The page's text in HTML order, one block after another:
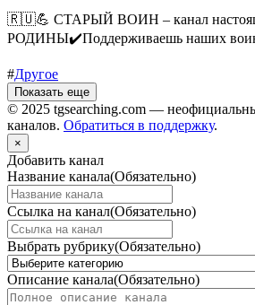
🇷🇺💪 СТАРЫЙ ВОИН – канал
РОДИНЫ✔️Поддерживаешь наших
#Другое
Показать еще
© 2025 tgsearching.com —
каналов. Обратиться в поддержку.
×
Добавить канал
Название канала(Обязательно)
Ссылка на канал(Обязательно)
Выбрать рубрику(Обязательно)
Описание канала(Обязательно)